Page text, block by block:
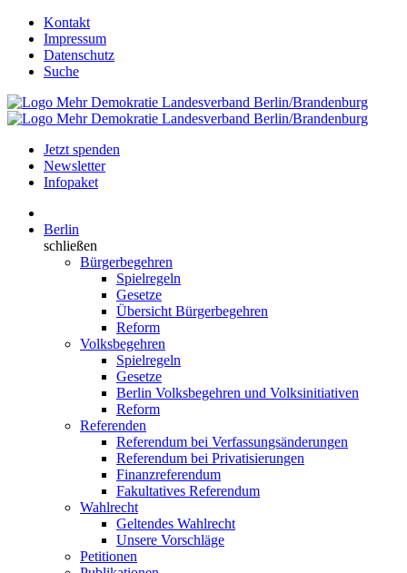
Kontakt
Impressum
Datenschutz
Suche
Jetzt spenden
Newsletter
Infopaket
Berlin
schließen
Bürgerbegehren
Spielregeln
Gesetze
Übersicht Bürgerbegehren
Reform
Volksbegehren
Spielregeln
Gesetze
Berlin Volksbegehren und Volksinitiativen
Reform
Referenden
Referendum bei Verfassungsänderungen
Referendum bei Privatisierungen
Finanzreferendum
Fakultatives Referendum
Wahlrecht
Geltendes Wahlrecht
Unsere Vorschläge
Petitionen